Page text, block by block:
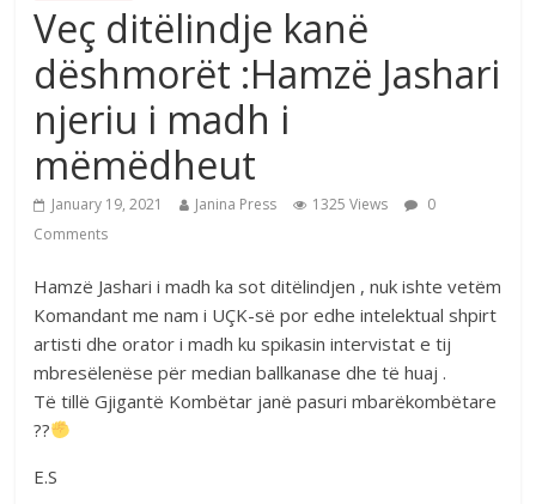
Veç ditëlindje kanë
dëshmorët :Hamzë Jashari
njeriu i madh i
mëmëdheut
January 19, 2021 Janina Press 1325 Views
0
Comments
Hamzë Jashari i madh ka sot ditëlindjen , nuk ishte vetëm
Komandant me nam i UÇK-së por edhe intelektual shpirt
artisti dhe orator i madh ku spikasin intervistat e tij
mbresëlenëse për median ballkanase dhe të huaj .
Të tillë Gjigantë Kombëtar janë pasuri mbarëkombëtare
??
E.S